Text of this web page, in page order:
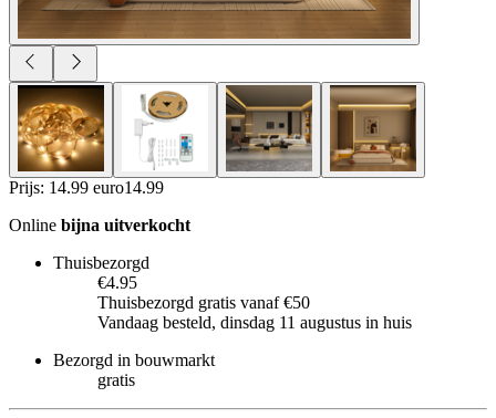
Prijs: 14.99 euro14.99
Online bijna uitverkocht
Thuisbezorgd
€4.95
Thuisbezorgd gratis vanaf €50
Vandaag besteld, dinsdag 11 augustus in huis
Bezorgd in bouwmarkt
gratis